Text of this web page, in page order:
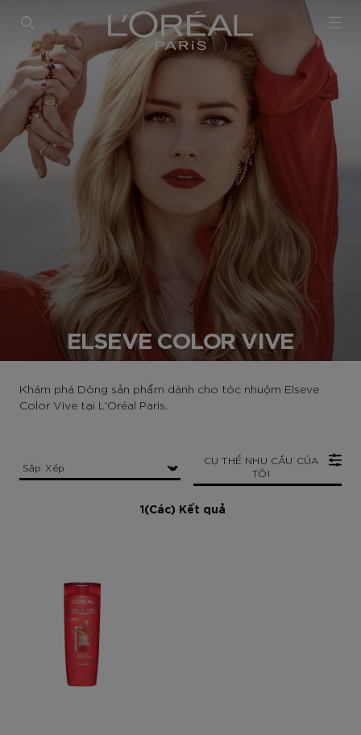
SEARCH THIS SITE
ELSEVE COLOR VIVE
Khám phá Dòng sản phẩm dành cho tóc nhuộm Elseve
Color Vive tại L'Oréal Paris.
1(Các) Kết quả
CỤ THỂ NHU CẦU CỦA
TÔI